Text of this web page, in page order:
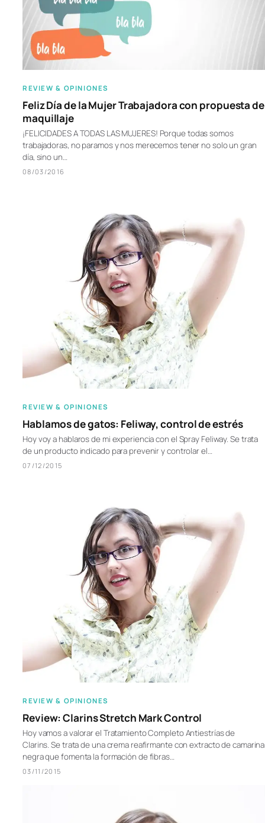
REVIEW & OPINIONES
Feliz Día de la Mujer Trabajadora con propuesta de
maquillaje
¡FELICIDADES A TODAS LAS MUJERES! Porque todas somos
trabajadoras, no paramos y nos merecemos tener no solo un gran
día, sino un…
08/03/2016
REVIEW & OPINIONES
Hablamos de gatos: Feliway, control de estrés
Hoy voy a hablaros de mi experiencia con el Spray Feliway. Se trata
de un producto indicado para prevenir y controlar el…
07/12/2015
REVIEW & OPINIONES
Review: Clarins Stretch Mark Control
Hoy vamos a valorar el Tratamiento Completo Antiestrías de
Clarins. Se trata de una crema reafirmante con extracto de camarina
negra que fomenta la formación de fibras…
03/11/2015